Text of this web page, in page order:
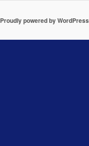
Proudly powered by WordPress